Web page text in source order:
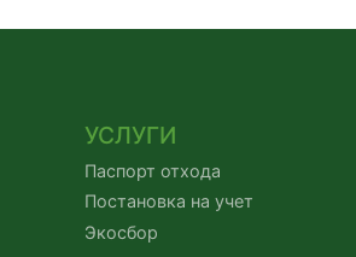
УСЛУГИ
Паспорт отхода
Постановка на учет
Экосбор